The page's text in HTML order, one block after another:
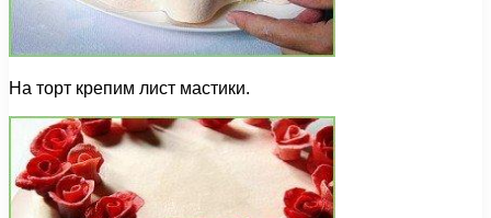
На торт крепим лист мастики.